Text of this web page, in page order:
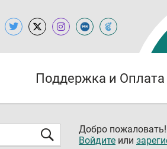
Поддержка и Оплата
Добро пожаловать!
Войдите или